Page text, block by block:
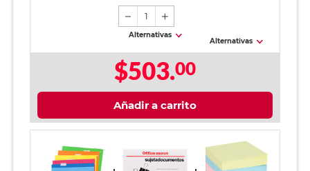
1
Alternativas
Alternativas
$503.00
Añadir a carrito